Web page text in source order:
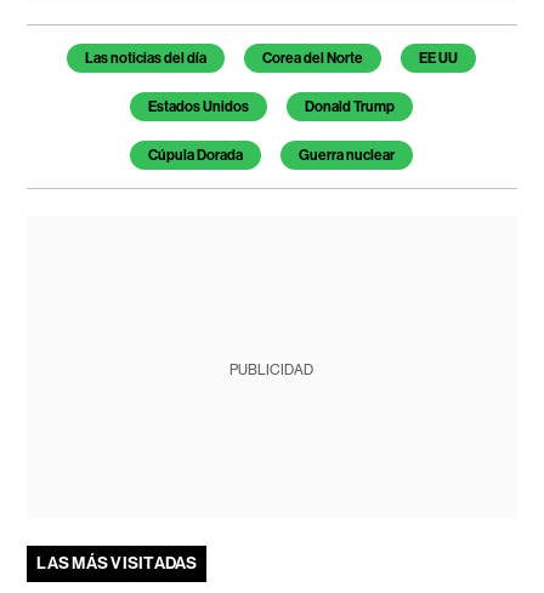
Temas de este artículo
Las noticias del día Corea del Norte EE UU
Estados Unidos Donald Trump
Cúpula Dorada Guerra nuclear
PUBLICIDAD
LAS MÁS VISITADAS